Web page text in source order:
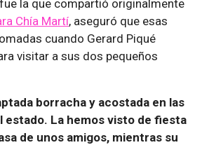
la que compartió originalmente
Chía Martí, aseguró que esas
cuando Gerard Piqué
visitar a sus dos pequeños
borracha y acostada en las
estado. La hemos visto de fiesta
de unos amigos, mientras su